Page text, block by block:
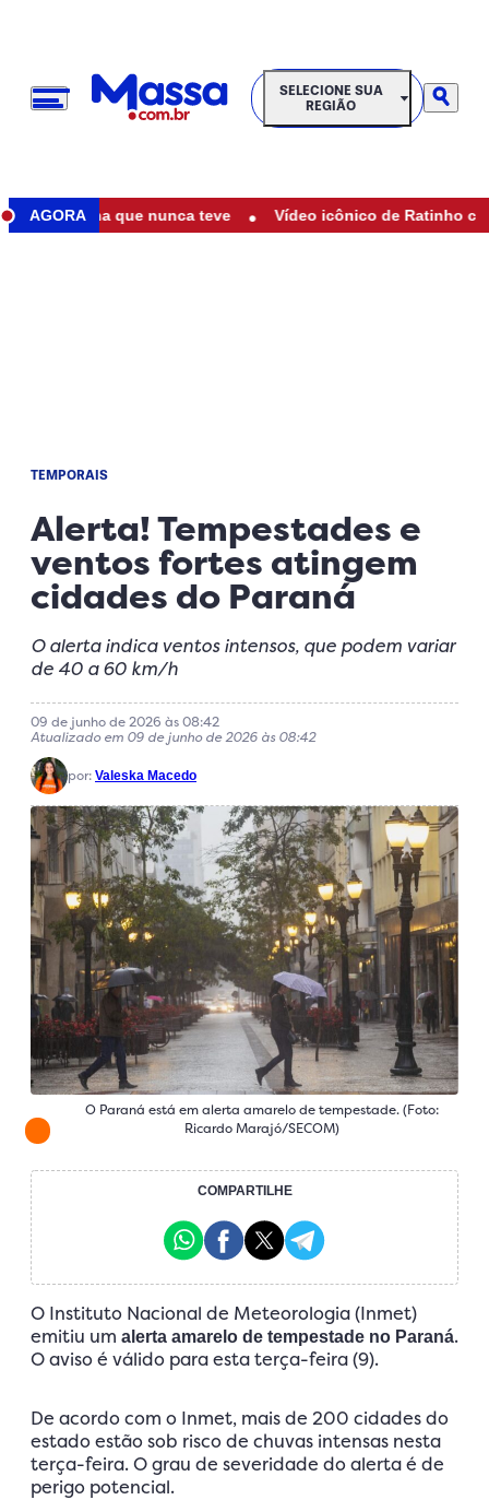
SELECIONE SUA REGIÃO
SELECIONE SUA
REGIÃO
AGORA
de filha que nunca teve • Vídeo icônico de Ratinho com
TEMPORAIS
Alerta! Tempestades e
ventos fortes atingem
cidades do Paraná
O alerta indica ventos intensos, que podem variar
de 40 a 60 km/h
09 de junho de 2026 às 08:42
Atualizado em 09 de junho de 2026 às 08:42
por: Valeska Macedo
O Paraná está em alerta amarelo de tempestade. (Foto:
Ricardo Marajó/SECOM)
COMPARTILHE
O Instituto Nacional de Meteorologia (Inmet)
emitiu um alerta amarelo de tempestade no Paraná.
O aviso é válido para esta terça-feira (9).
De acordo com o Inmet, mais de 200 cidades do
estado estão sob risco de chuvas intensas nesta
terça-feira. O grau de severidade do alerta é de
perigo potencial.